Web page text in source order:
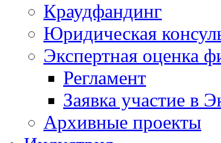
Краудфандинг
Юридическая
Экспертная оценка
Регламент
Заявка участие в
Архивные проекты